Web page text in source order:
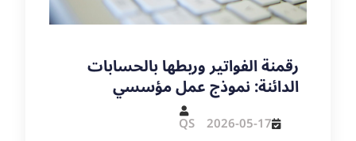
رقمنة الفواتير وربطها بالحسابات
الدائنة: نموذج عمل مؤسسي
2026-05-17
QS